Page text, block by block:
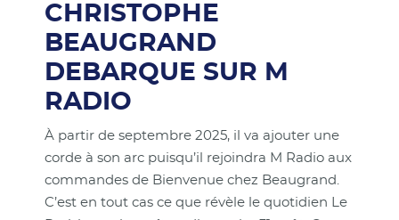
CHRISTOPHE
BEAUGRAND
DEBARQUE SUR M
RADIO
À partir de septembre 2025, il va ajouter une
corde à son arc puisqu’il rejoindra M Radio aux
commandes de Bienvenue chez Beaugrand.
C’est en tout cas ce que révèle le quotidien Le